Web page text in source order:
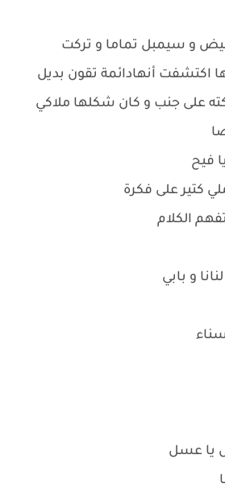
و سيمبل تماما و تركت
اكتشفت أنهادائمة تقون بديل
على جنب و كان شكلها ملاكي
فيح
كتير على فكرة
الكلام
و بابي
يا عسل